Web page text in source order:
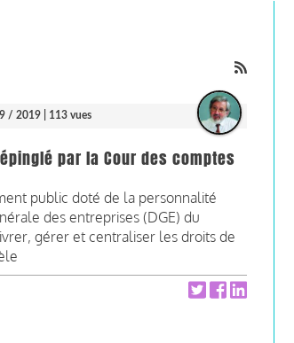
/ 2019 | 113 vues
par la Cour des comptes
public doté de la personnalité
des entreprises (DGE) du
gérer et centraliser les droits de